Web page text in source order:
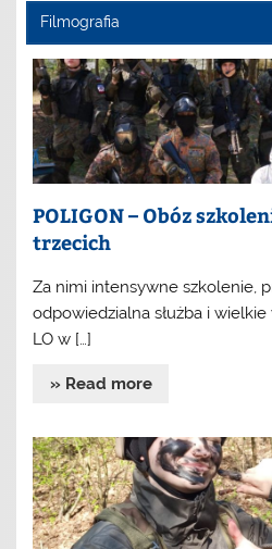
Filmografia
POLIGON – Obóz
trzecich
Za nimi intensywne szkolenie,
odpowiedzialna służba i
LO w […]
» Read more